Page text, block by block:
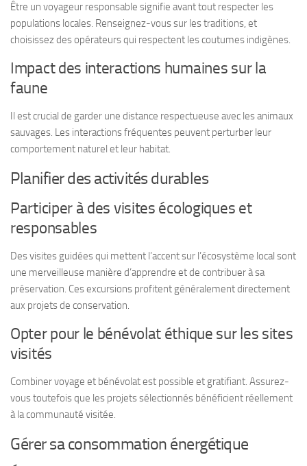
Être un voyageur responsable signifie avant tout respecter les
populations locales. Renseignez-vous sur les traditions, et
choisissez des opérateurs qui respectent les coutumes indigènes.
Impact des interactions humaines sur la
faune
Il est crucial de garder une distance respectueuse avec les animaux
sauvages. Les interactions fréquentes peuvent perturber leur
comportement naturel et leur habitat.
Planifier des activités durables
Participer à des visites écologiques et
responsables
Des visites guidées qui mettent l’accent sur l’écosystème local sont
une merveilleuse manière d’apprendre et de contribuer à sa
préservation. Ces excursions profitent généralement directement
aux projets de conservation.
Opter pour le bénévolat éthique sur les sites
visités
Combiner voyage et bénévolat est possible et gratifiant. Assurez-
vous toutefois que les projets sélectionnés bénéficient réellement
à la communauté visitée.
Gérer sa consommation énergétique